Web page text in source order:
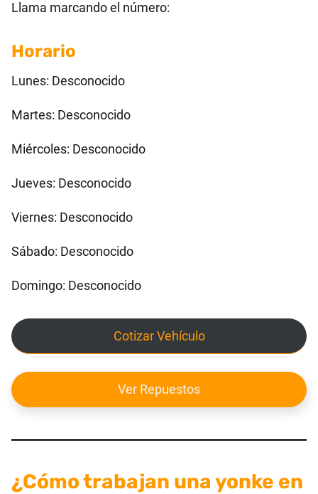
Llama marcando el número:
Horario
Lunes: Desconocido
Martes: Desconocido
Miércoles: Desconocido
Jueves: Desconocido
Viernes: Desconocido
Sábado: Desconocido
Domingo: Desconocido
Cotizar Vehículo
Ver Repuestos
¿Cómo trabajan una yonke en